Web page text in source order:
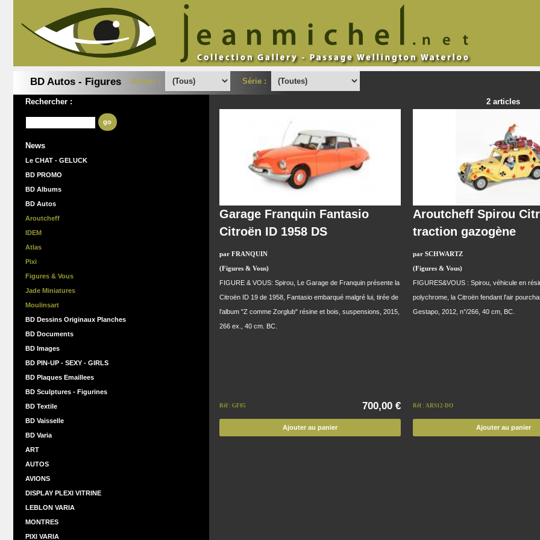
BD Autos - Figures Auteur : Série :
Rechercher :
go
News
Le CHAT - GELUCK
BD PROMO
BD Albums
BD Autos
Aroutcheff
IDEM
Atlas
Pixi
Figures & Vous
Jade Miniatures
Moulinsart
BD Dessins Originaux Planches
BD Documents
BD Images
BD PIN-UP - SEXY - GIRLS
BD Plaques Emaillees
BD Sculptures - Figurines
BD Textile
BD Vaisselle
BD Varia
ART
AUTOS
AVIONS
DISPLAY PLEXI VITRINE
LEBLON VARIA
MONTRES
PIXI VARIA
2 articles
Garage Franquin Fantasio
Citroën ID 1958 DS
par FRANQUIN
(Figures & Vous)
FIGURE & VOUS: Spirou, Le Garage de Franquin présente la
Citroën ID 19 de 1958, Fantasio embarqué malgré lui, tirée de
l'album "Z comme Zorglub" résine et bois, suspensions, 2015,
266 ex., 40 cm. BC.
Réf : GF05 700,00 €
Ajouter au panier
Aroutcheff Spirou
traction gazogène
par SCHWARTZ
(Figures & Vous)
FIGURES&VOUS : Spirou, véhicule en
polychrome, la Citroën fendant l'air
Gestapo, 2012, n°/266, 40 cm, BC.
Réf : ARS12-DO
Ajouter au panier